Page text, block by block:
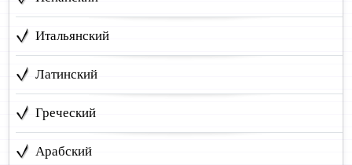
Итальянский
Латинский
Греческий
Арабский